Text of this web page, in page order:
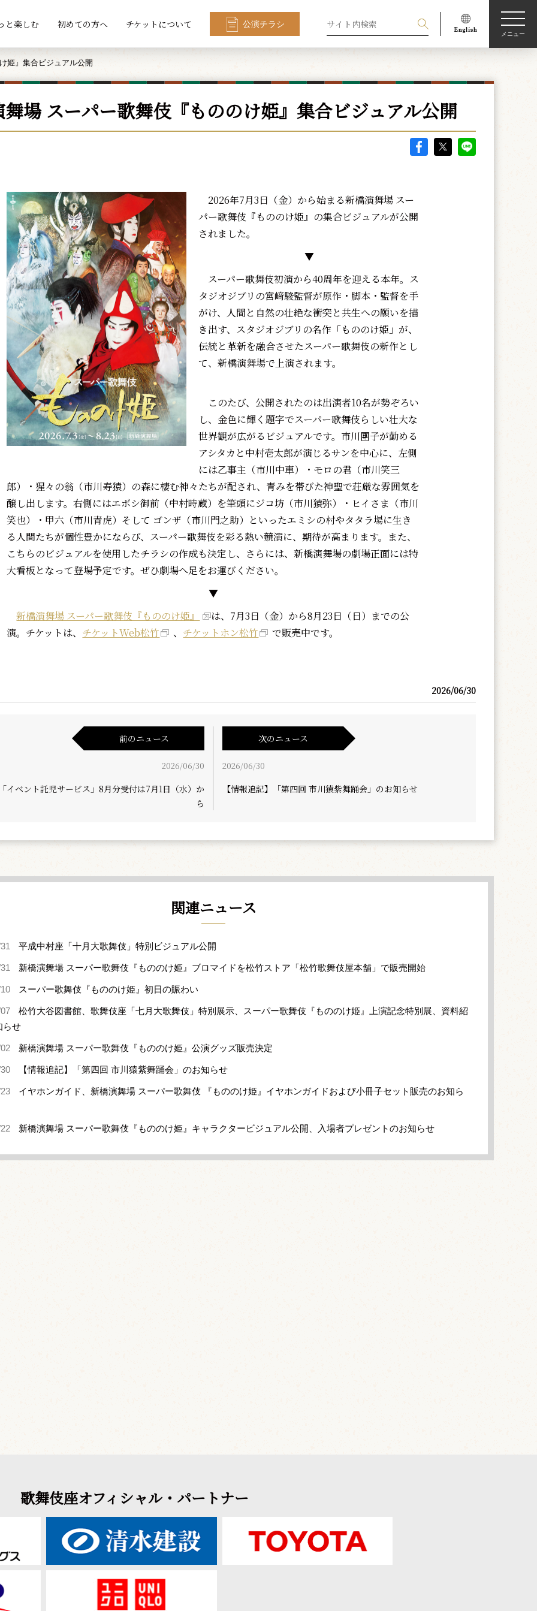
と楽しむ 初めての方へ チケットについて 公演チラシ
メニュー
姫』集合ビジュアル公開
場 スーパー歌舞伎『もののけ姫』集合ビジュアル公開
2026年7月3日（金）から始まる新橋演舞場 スー
パー歌舞伎『もののけ姫』の集合ビジュアルが公開
されました。
▼
スーパー歌舞伎初演から40周年を迎える本年。ス
タジオジブリの宮﨑駿監督が原作・脚本・監督を手
がけ、人間と自然の壮絶な衝突と共生への願いを描
き出す、スタジオジブリの名作「もののけ姫」が、
伝統と革新を融合させたスーパー歌舞伎の新作とし
て、新橋演舞場で上演されます。
このたび、公開されたのは出演者10名が勢ぞろい
し、金色に輝く題字でスーパー歌舞伎らしい壮大な
世界観が広がるビジュアルです。市川團子が勤める
アシタカと中村壱太郎が演じるサンを中心に、左側
には乙事主（市川中車）・モロの君（市川笑三
郎）・猩々の翁（市川寿猿）の森に棲む神々たちが配され、青みを帯びた神聖で荘厳な雰囲気を
醸し出します。右側にはエボシ御前（中村時蔵）を筆頭にジコ坊（市川猿弥）・ヒイさま（市川
笑也）・甲六（市川青虎）そして ゴンザ（市川門之助）といったエミシの村やタタラ場に生き
る人間たちが個性豊かにならび、スーパー歌舞伎を彩る熱い競演に、期待が高まります。また、
こちらのビジュアルを使用したチラシの作成も決定し、さらには、新橋演舞場の劇場正面には特
大看板となって登場予定です。ぜひ劇場へ足をお運びください。
▼
新橋演舞場 スーパー歌舞伎『もののけ姫』
は、7月3日（金）から8月23日（日）までの公
演。チケットは、 チケットWeb松竹 、 チケットホン松竹 で販売中です。
2026/06/30
前のニュース
2026/06/30
イベント託児サービス」8月分受付は7月1日（水）か
ら
次のニュース
2026/06/30
【情報追記】「第四回 市川猿紫舞踊会」のお知らせ
関連ニュース
平成中村座「十月大歌舞伎」特別ビジュアル公開
新橋演舞場 スーパー歌舞伎『もののけ姫』ブロマイドを松竹ストア「松竹歌舞伎屋本舗」で販売開始
スーパー歌舞伎『もののけ姫』初日の賑わい
松竹大谷図書館、歌舞伎座「七月大歌舞伎」特別展示、スーパー歌舞伎『もののけ姫』上演記念特別展、資料紹
らせ
新橋演舞場 スーパー歌舞伎『もののけ姫』公演グッズ販売決定
【情報追記】「第四回 市川猿紫舞踊会」のお知らせ
イヤホンガイド、新橋演舞場 スーパー歌舞伎 『もののけ姫』イヤホンガイドおよび小冊子セット販売のお知ら
新橋演舞場 スーパー歌舞伎『もののけ姫』キャラクタービジュアル公開、入場者プレゼントのお知らせ
歌舞伎座オフィシャル・パートナー